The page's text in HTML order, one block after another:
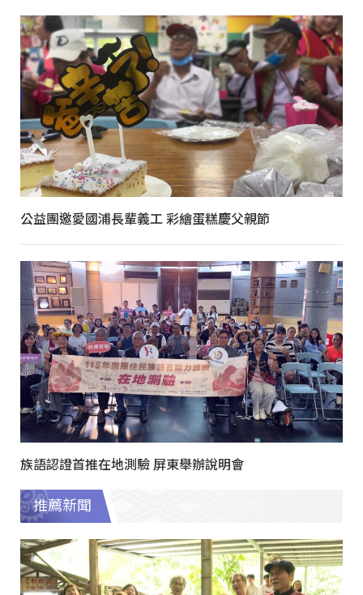
公益團邀愛國浦長輩義工 彩繪蛋糕慶父親節
族語認證首推在地測驗 屏東舉辦說明會
推薦新聞